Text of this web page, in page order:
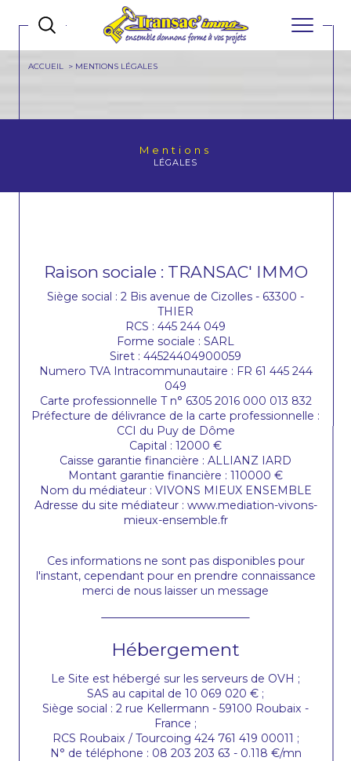
ACCUEIL MENTIONS LÉGALES
Mentions
LÉGALES
Raison sociale : TRANSAC' IMMO
Siège social : 2 Bis avenue de Cizolles - 63300 -
THIER
RCS : 445 244 049
Forme sociale : SARL
Siret : 44524404900059
Numero TVA Intracommunautaire : FR 61 445 244
049
Carte professionnelle T n° 6305 2016 000 013 832
Préfecture de délivrance de la carte professionnelle :
CCI du Puy de Dôme
Capital : 12000 €
Caisse garantie financière : ALLIANZ IARD
Montant garantie financière : 110000 €
Nom du médiateur : VIVONS MIEUX ENSEMBLE
Adresse du site médiateur : www.mediation-vivons-
mieux-ensemble.fr
Ces informations ne sont pas disponibles pour
l'instant, cependant pour en prendre connaissance
merci de nous laisser un message
Hébergement
Le Site est hébergé sur les serveurs de OVH ;
SAS au capital de 10 069 020 € ;
Siège social : 2 rue Kellermann - 59100 Roubaix -
France ;
RCS Roubaix / Tourcoing 424 761 419 00011 ;
N° de téléphone : 08 203 203 63 - 0.118 €/mn